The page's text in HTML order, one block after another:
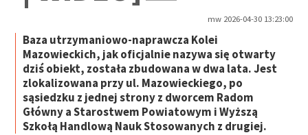
mw 2026-04-30 13:23:00
Baza utrzymaniowo-naprawcza Kolei
Mazowieckich, jak oficjalnie nazywa się otwarty
dziś obiekt, została zbudowana w dwa lata. Jest
zlokalizowana przy ul. Mazowieckiego, po
sąsiedzku z jednej strony z dworcem Radom
Główny a Starostwem Powiatowym i Wyższą
Szkołą Handlową Nauk Stosowanych z drugiej.